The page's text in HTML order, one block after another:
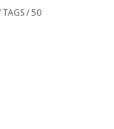
TAGS/50